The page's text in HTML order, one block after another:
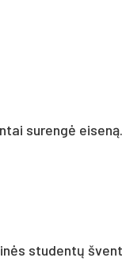
surengė eiseną.
studentų